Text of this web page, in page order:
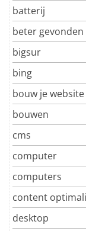
batterij
beter
bigsur
bing
bouw je website
bouwen
cms
computer
computers
content
desktop